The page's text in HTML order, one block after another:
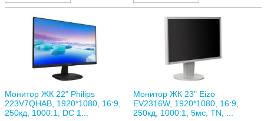
Монитор ЖК 22" Philips
223V7QHAB, 1920*1080, 16:9,
250кд, 1000:1, DC 1...
Монитор ЖК 23" Eizo
EV2316W, 1920*1080, 16:9,
250кд, 1000:1, 5мс, TN, ...